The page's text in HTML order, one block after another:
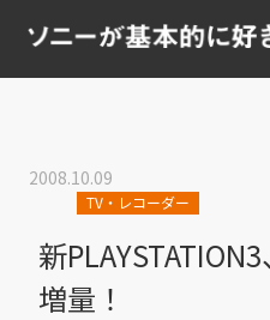
2008.10.09
TV・レコーダー
新
増量！